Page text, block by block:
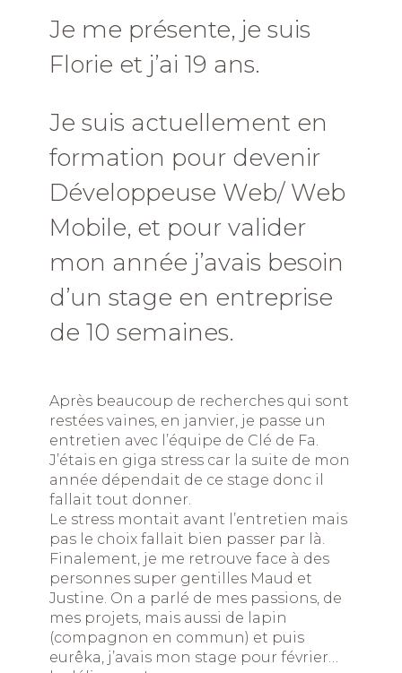
Je me présente, je suis
Florie et j’ai 19 ans.
Je suis actuellement en
formation pour devenir
Développeuse Web/ Web
Mobile, et pour valider
mon année j’avais besoin
d’un stage en entreprise
de 10 semaines.
Après beaucoup de recherches qui sont
restées vaines, en janvier, je passe un
entretien avec l’équipe de Clé de Fa.
J’étais en giga stress car la suite de mon
année dépendait de ce stage donc il
fallait tout donner.
Le stress montait avant l’entretien mais
pas le choix fallait bien passer par là.
Finalement, je me retrouve face à des
personnes super gentilles Maud et
Justine. On a parlé de mes passions, de
mes projets, mais aussi de lapin
(compagnon en commun) et puis
eurêka, j’avais mon stage pour février…